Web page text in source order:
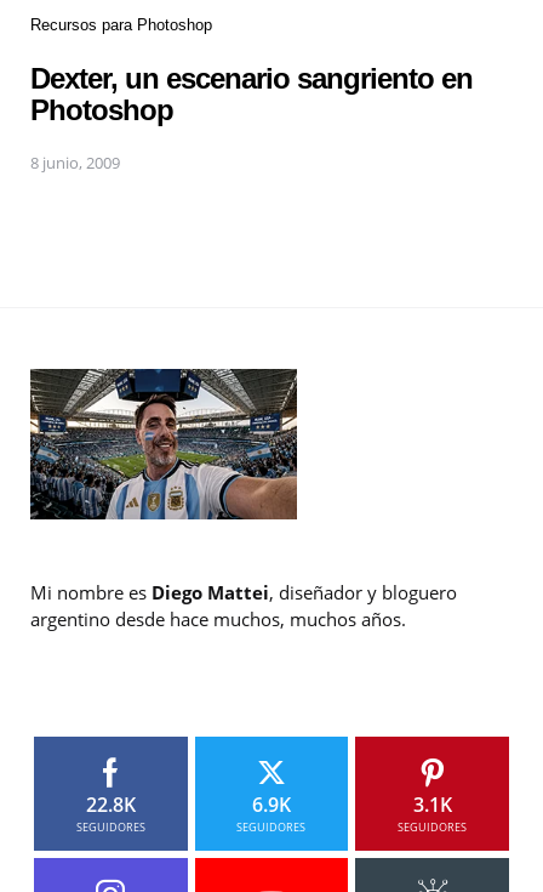
Recursos para Photoshop
Dexter, un escenario sangriento en
Photoshop
8 junio, 2009
Mi nombre es Diego Mattei, diseñador y bloguero
argentino desde hace muchos, muchos años.
22.8K
SEGUIDORES
6.9K
SEGUIDORES
3.1K
SEGUIDORES